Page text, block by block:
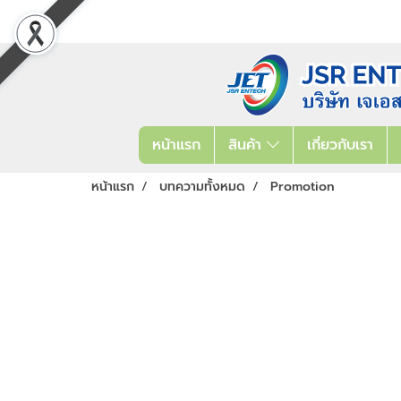
หน้าแรก สินค้า เกี่ยวกับเรา
หน้าแรก บทความทั้งหมด Promotion